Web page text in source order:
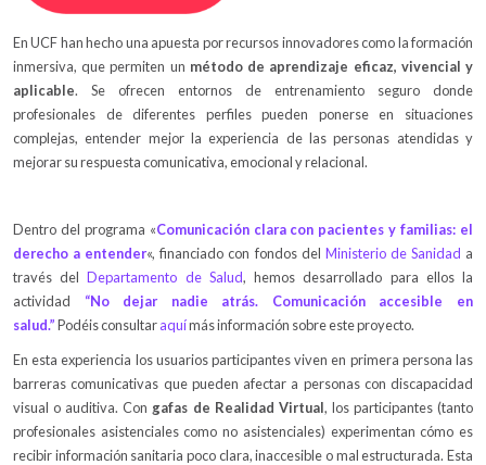
En UCF han hecho una apuesta por recursos innovadores como la formación
inmersiva, que permiten un método de aprendizaje eficaz, vivencial y
aplicable. Se ofrecen entornos de entrenamiento seguro donde
profesionales de diferentes perfiles pueden ponerse en situaciones
complejas, entender mejor la experiencia de las personas atendidas y
mejorar su respuesta comunicativa, emocional y relacional.
Dentro del programa «Comunicación clara con pacientes y familias: el
derecho a entender«, financiado con fondos del Ministerio de Sanidad a
través delDepartamento de Salud, hemos desarrollado para ellos la
actividad “No dejar nadie atrás. Comunicación accesible en
salud.”Podéis consultaraquímás información sobre este proyecto.
En esta experiencia los usuarios participantes viven en primera persona las
barreras comunicativas que pueden afectar a personas con discapacidad
visual o auditiva. Con gafas de Realidad Virtual, los participantes (tanto
profesionales asistenciales como no asistenciales) experimentan cómo es
recibir información sanitaria poco clara, inaccesible o mal estructurada. Esta